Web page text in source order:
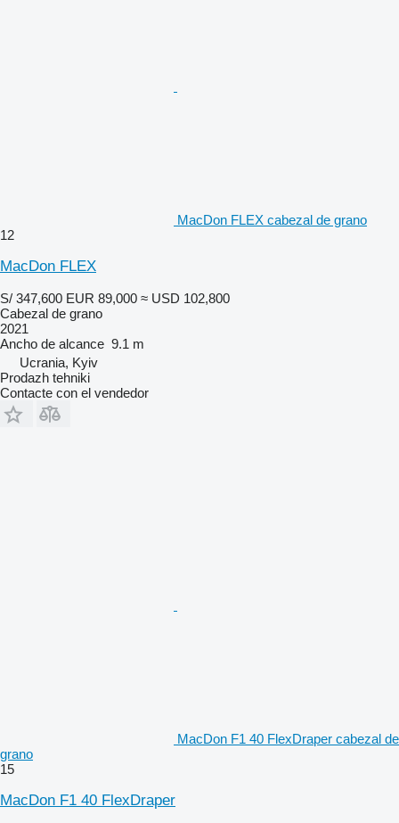
MacDon FLEX cabezal de grano
12
MacDon FLEX
S/ 347,600 EUR 89,000 ≈ USD 102,800
Cabezal de grano
2021
Ancho de alcance 9.1 m
Ucrania, Kyiv
Prodazh tehniki
Contacte con el vendedor
MacDon F1 40 FlexDraper cabezal de
grano
15
MacDon F1 40 FlexDraper